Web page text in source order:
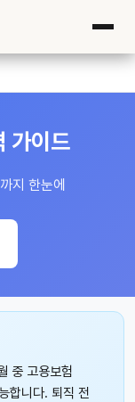
가이드
지 한눈에
중 고용보험
합니다. 퇴직 전